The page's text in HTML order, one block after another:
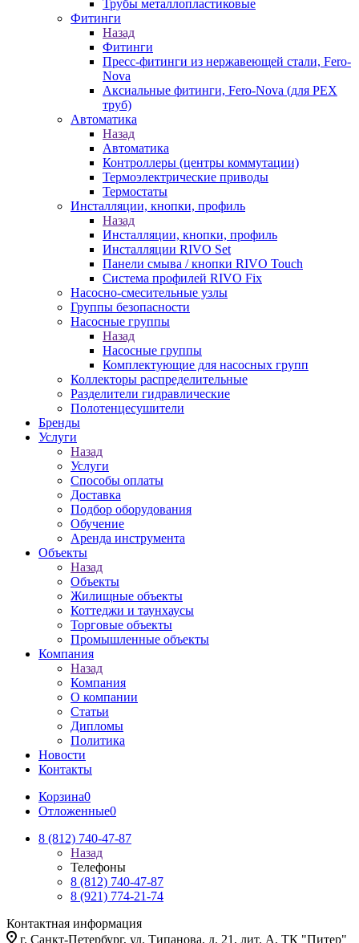
Трубы металлопластиковые
Фитинги
Назад
Фитинги
Пресс-фитинги из нержавеющей стали, Fero-
Nova
Аксиальные фитинги, Fero-Nova (для PEX
труб)
Автоматика
Назад
Автоматика
Контроллеры (центры коммутации)
Термоэлектрические приводы
Термостаты
Инсталляции, кнопки, профиль
Назад
Инсталляции, кнопки, профиль
Инсталляции RIVO Set
Панели смыва / кнопки RIVO Touch
Система профилей RIVO Fix
Насосно-смесительные узлы
Группы безопасности
Насосные группы
Назад
Насосные группы
Комплектующие для насосных групп
Коллекторы распределительные
Разделители гидравлические
Полотенцесушители
Бренды
Услуги
Назад
Услуги
Способы оплаты
Доставка
Подбор оборудования
Обучение
Аренда инструмента
Объекты
Назад
Объекты
Жилищные объекты
Коттеджи и таунхаусы
Торговые объекты
Промышленные объекты
Компания
Назад
Компания
О компании
Статьи
Дипломы
Политика
Новости
Контакты
Корзина0
Отложенные0
8 (812) 740-47-87
Назад
Телефоны
8 (812) 740-47-87
8 (921) 774-21-74
Контактная информация
г. Санкт-Петербург, ул. Типанова, д. 21, лит. А, ТК "Питер"